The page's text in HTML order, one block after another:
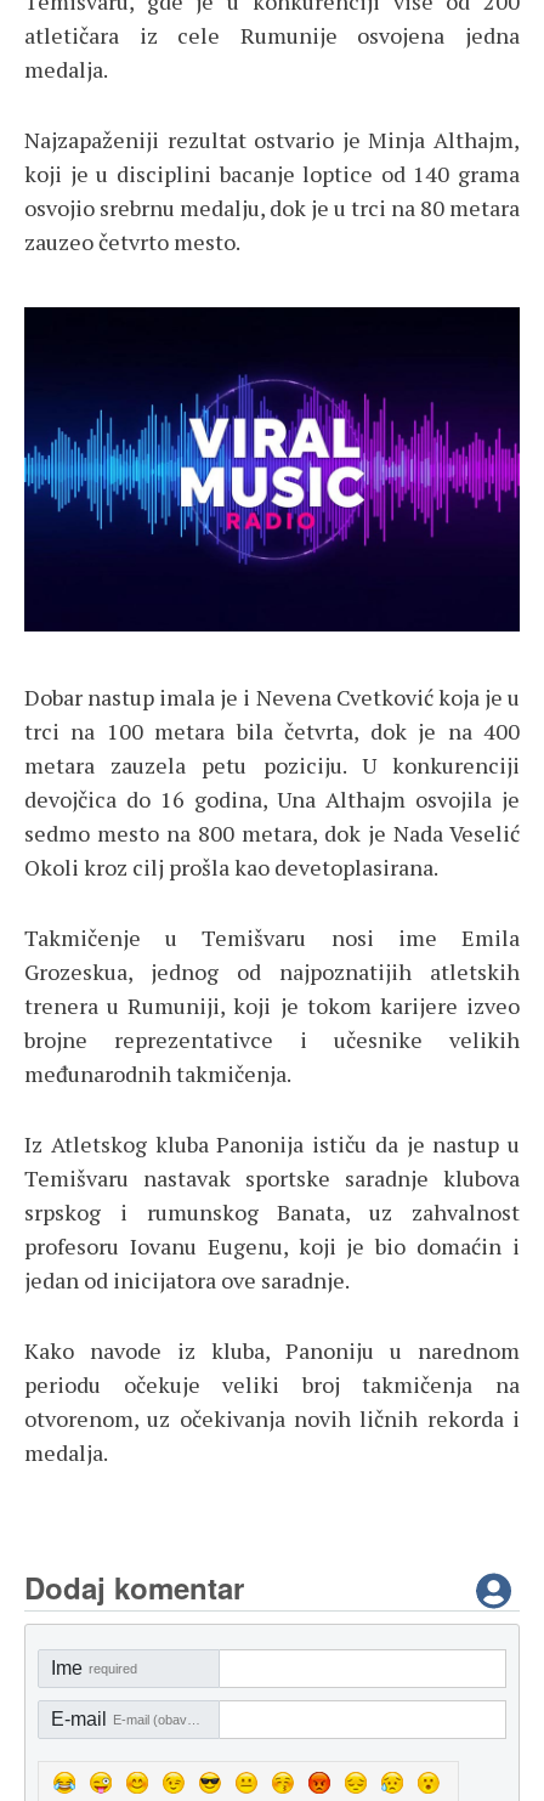
atletičara iz cele Rumunije osvojena jedna
medalja.
Najzapaženiji rezultat ostvario je Minja Althajm,
koji je u disciplini bacanje loptice od 140 grama
osvojio srebrnu medalju, dok je u trci na 80 metara
zauzeo četvrto mesto.
Dobar nastup imala je i Nevena Cvetković koja je u
trci na 100 metara bila četvrta, dok je na 400
metara zauzela petu poziciju. U konkurenciji
devojčica do 16 godina, Una Althajm osvojila je
sedmo mesto na 800 metara, dok je Nada Veselić
Okoli kroz cilj prošla kao devetoplasirana.
Takmičenje u Temišvaru nosi ime Emila
Grozeskua, jednog od najpoznatijih atletskih
trenera u Rumuniji, koji je tokom karijere izveo
brojne reprezentativce i učesnike velikih
međunarodnih takmičenja.
Iz Atletskog kluba Panonija ističu da je nastup u
Temišvaru nastavak sportske saradnje klubova
srpskog i rumunskog Banata, uz zahvalnost
profesoru Iovanu Eugenu, koji je bio domaćin i
jedan od inicijatora ove saradnje.
Kako navode iz kluba, Panoniju u narednom
periodu očekuje veliki broj takmičenja na
otvorenom, uz očekivanja novih ličnih rekorda i
medalja.
Dodaj komentar
Ime required
E-mail